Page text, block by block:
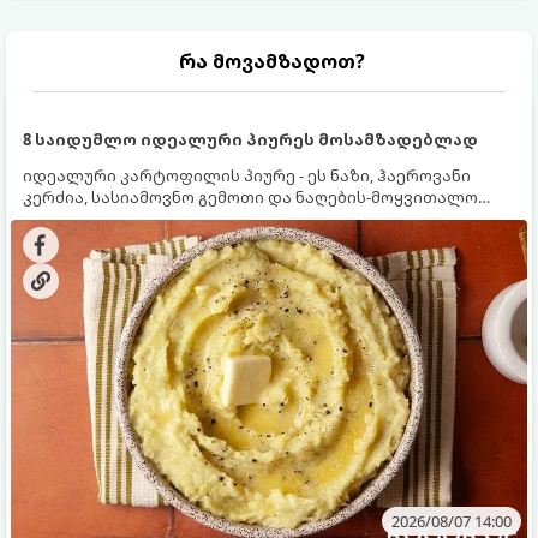
რა მოვამზადოთ?
8 საიდუმლო იდეალური პიურეს მოსამზადებლად
იდეალური კარტოფილის პიურე - ეს ნაზი, ჰაეროვანი
კერძია, სასიამოვნო გემოთი და ნაღების-მოყვითალო
ფერით. მისი მომზადება ძალიან მარტივია, მაგრამ
არსებობს რამდენიმე საიდუმლო, რომლებიც უნდა
იცოდეთ, რომ პიურე იდეალურად გემრიელი გამოვიდეს.
2026/08/07 14:00